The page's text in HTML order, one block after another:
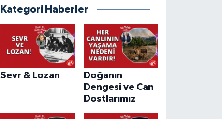
Kategori Haberler
Sevr & Lozan
Doğanın
Dengesi ve Can
Dostlarımız